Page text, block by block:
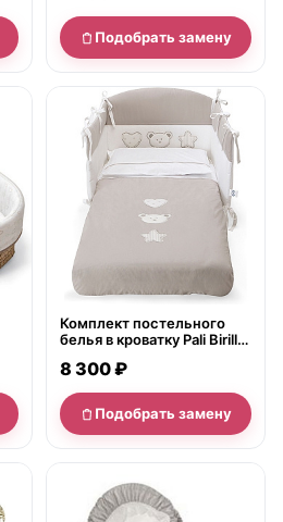
Подобрать замену
нет в продаже
Комплект постельного
белья в кроватку Pali Birillo,
8 300 ₽
Подобрать замену
нет в продаже